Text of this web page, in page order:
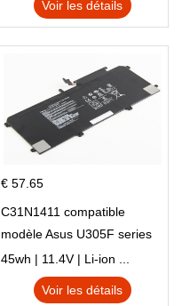
Voir les détails
€ 57.65
C31N1411 compatible
modèle Asus U305F series
45wh | 11.4V | Li-ion ...
Voir les détails